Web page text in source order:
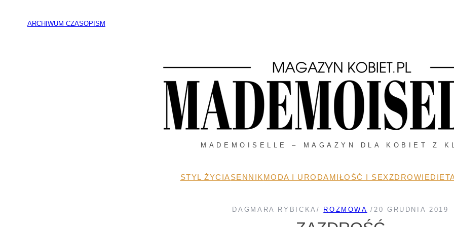
ARCHIWUM CZASOPISM
MADEMOISELLE – MAGAZYN DLA KOBIET Z
STYL ŻYCIASENNIK MODA I URODAMIŁOŚĆ I SEXZDROWIE
DAGMARA RYBICKA / ROZMOWA /20 GRUDNIA 2019